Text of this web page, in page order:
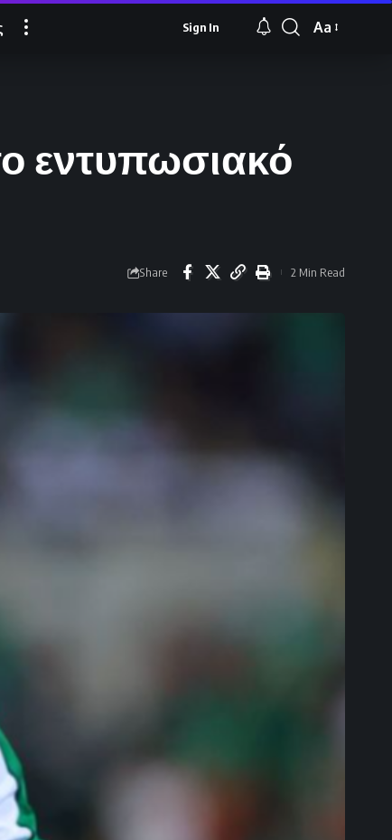
Sign In
Font
Aa
εντυπωσιακό
Share 2 Min Read